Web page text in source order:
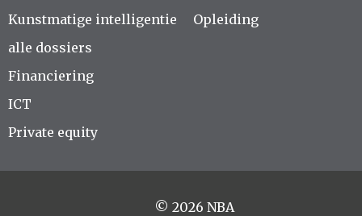
Kunstmatige intelligentie
alle dossiers
Opleiding
Financiering
ICT
Private equity
© 2026 NBA